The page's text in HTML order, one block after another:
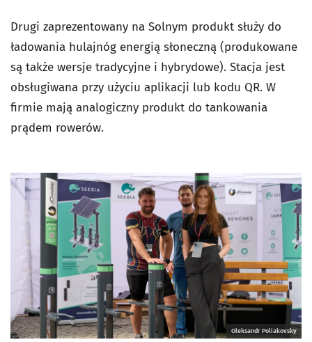
Drugi zaprezentowany na Solnym produkt służy do
ładowania hulajnóg energią słoneczną (produkowane
są także wersje tradycyjne i hybrydowe). Stacja jest
obsługiwana przy użyciu aplikacji lub kodu QR. W
firmie mają analogiczny produkt do tankowania
prądem rowerów.
Oleksandr Poliakovsky